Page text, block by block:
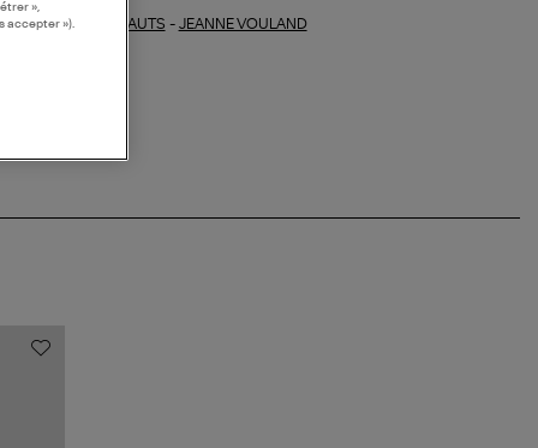
similaires : HAUTS - JEANNE VOULAND
»,
accepter »).